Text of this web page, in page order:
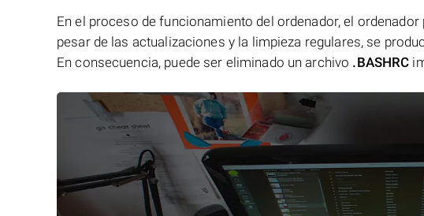
En el proceso de funcionamiento del ordenador, el
pesar de las actualizaciones y la limpieza regulares, se
En consecuencia, puede ser eliminado un archivo .BASHRC